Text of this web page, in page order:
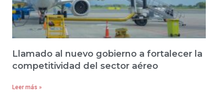
Llamado al nuevo gobierno a fortalecer la
competitividad del sector aéreo
Leer más »